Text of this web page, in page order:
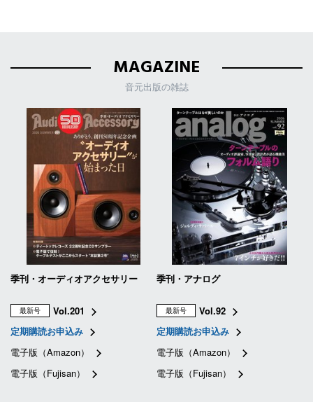
MAGAZINE
音元出版の雑誌
季刊・オーディオアクセサリー
最新号
Vol.201
定期購読お申込み
電子版（Amazon）
電子版（Fujisan）
季刊・アナログ
最新号
Vol.92
定期購読お申込み
電子版（Amazon）
電子版（Fujisan）